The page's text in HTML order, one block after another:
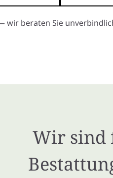
wir beraten Sie
Wir sind